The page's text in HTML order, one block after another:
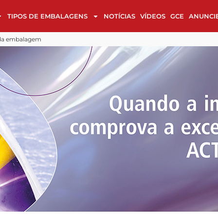
TIPOS DE EMBALAGENS NOTÍCIAS VÍDEOS GCE
em cultura, luxo e sustentabilidade
de Embalagem na reta final